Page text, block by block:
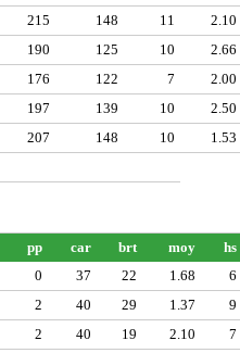
215 148 11
2.10
190 125 10
2.66
176 122 7
2.00
197 139 10
2.50
207 148 10
1.53
pp car brt moy
hs
0 37 22 1.68
6
2 40 29 1.37
9
2 40 19 2.10
7